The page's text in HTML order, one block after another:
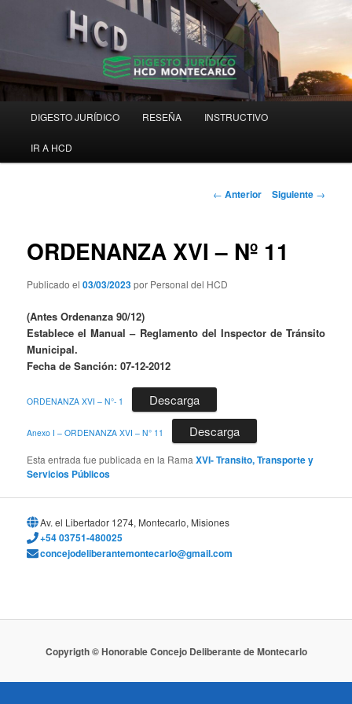
Digesto HCD Montecarlo
Digesto Jurídico Consolidado
principal
DIGESTO JURÍDICO RESEÑA INSTRUCTIVO
IR A HCD
Navegación
← Anterior Siguiente →
ORDENANZA XVI – Nº 11
Publicado el03/03/2023por Personal del HCD
(Antes Ordenanza 90/12)
Establece el Manual – Reglamento del Inspector de Tránsito
Municipal.
Fecha de Sanción: 07-12-2012
ORDENANZA XVI – N°- 1 Descarga
Anexo I – ORDENANZA XVI – N° 11 Descarga
Esta entrada fue publicada en la RamaXVI- Transito, Transporte y
Servicios Públicos
Av. el Libertador 1274, Montecarlo, Misiones
+54 03751-480025
concejodeliberantemontecarlo@gmail.com
Copyrigth © Honorable Concejo Deliberante de Montecarlo